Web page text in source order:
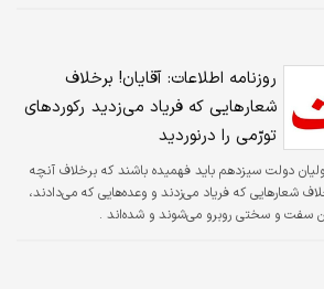
روزنامه اطلاعات: آقایان! برخلاف
شعارهایی که فریاد می‌زدید رکوردهای
تورّمی را درنوردید
دولت سیزدهم باید فهمیده باشند که برخلاف آنچه
شعارهایی که فریاد می‌زدند و وعده‌هایی که می‌دادند،
سفت و سختی روبرو می‌شوند و شده‌اند .